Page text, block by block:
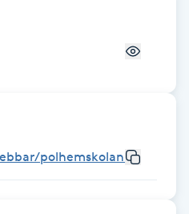
polhemskolan/